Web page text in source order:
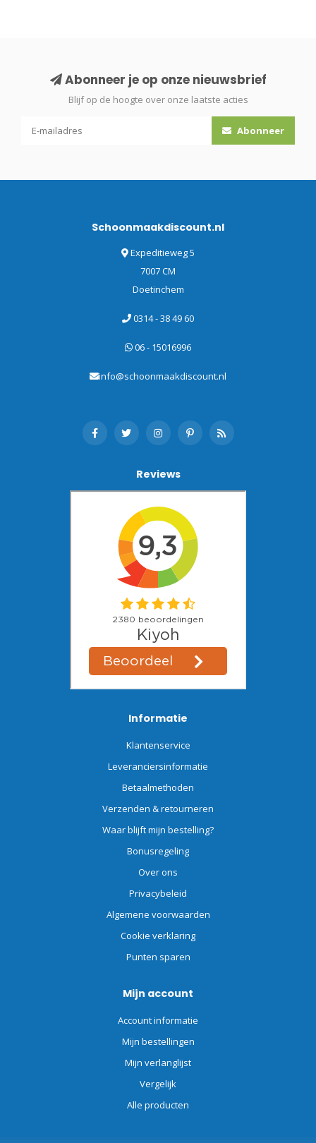
Abonneer je op onze nieuwsbrief
Blijf op de hoogte over onze laatste acties
Abonneer
Schoonmaakdiscount.nl
Expeditieweg 5
7007 CM
Doetinchem
0314 - 38 49 60
06 - 15016996
info@schoonmaakdiscount.nl
Reviews
Informatie
Klantenservice
Leveranciersinformatie
Betaalmethoden
Verzenden & retourneren
Waar blijft mijn bestelling?
Bonusregeling
Over ons
Privacybeleid
Algemene voorwaarden
Cookie verklaring
Punten sparen
Mijn account
Account informatie
Mijn bestellingen
Mijn verlanglijst
Vergelijk
Alle producten